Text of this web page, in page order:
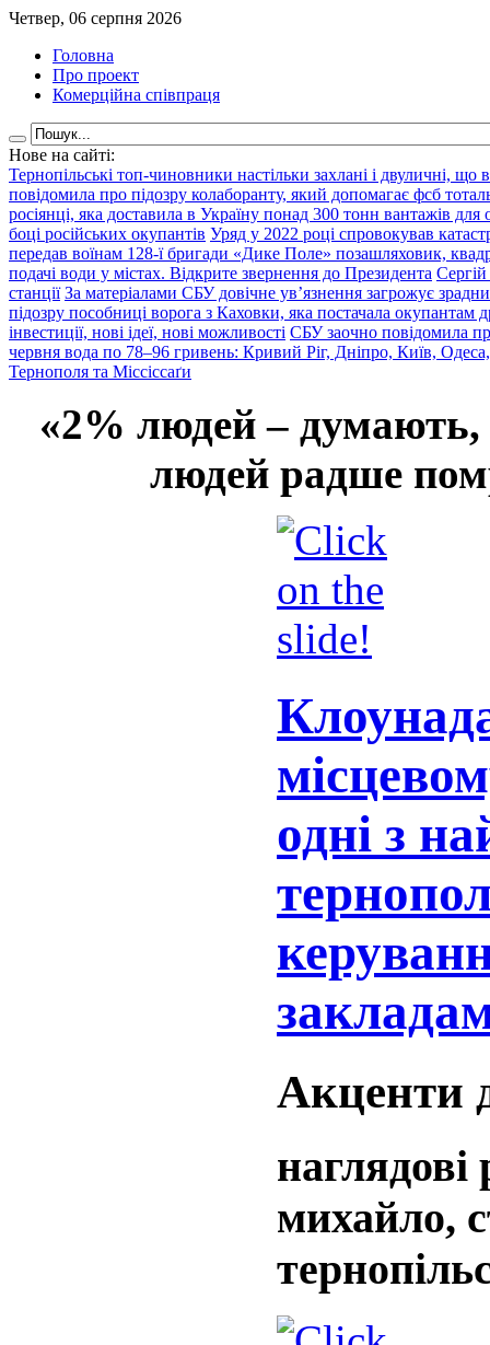
Четвер, 06 серпня 2026
Головна
Про проект
Комерційна співпраця
Нове на сайті:
Тернопільські топ-чиновники настільки захлані і двуличні, що
повідомила про підозру колаборанту, який допомагає фсб
росіянці, яка доставила в Україну понад 300 тонн вантажів для
боці російських окупантів Уряд у 2022 році спровокував
передав воїнам 128-ї бригади «Дике Поле» позашляховик,
подачі води у містах. Відкрите звернення до Президента
станції За матеріалами СБУ довічне ув’язнення загрожує
підозру пособниці ворога з Каховки, яка постачала окупантам
інвестиції, нові ідеї, нові можливості СБУ заочно повідомила
червня вода по 78–96 гривень: Кривий Ріг, Дніпро, Київ,
Тернополя та Міссіссаґи
«2% людей –
людей радше
одні з
Акценти
наглядові
михайло,